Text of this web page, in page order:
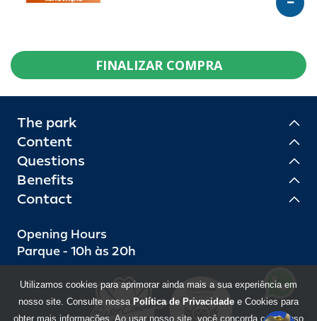
FINALIZAR COMPRA
The park
Content
Questions
Benefits
Contact
Opening Hours
Parque - 10h às 20h
Utilizamos cookies para aprimorar ainda mais a sua experiência em
nosso site. Consulte nossa Política de Privacidade e Cookies para
obter mais informações. Ao usar nosso site, você concorda com o uso